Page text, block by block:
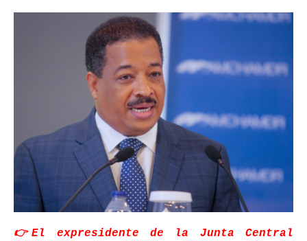
👉El expresidente de la Junta Central